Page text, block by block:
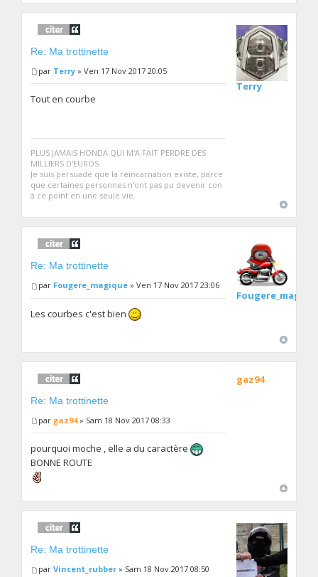
Re: Ma trottinette
par Terry » Ven 17 Nov 2017 20:05
Tout en courbe
PLUS JAMAIS HONDA QUI M'A FAIT PERDRE DES
MILLIERS D'EUROS
Je suis persuadé que la réincarnation existe, parce
que certaines personnes n'ont pas pu devenir con
à ce point en une seule vie.
Terry
Re: Ma trottinette
par Fougere_magique » Ven 17 Nov 2017 23:06
Les courbes c'est bien
Re: Ma trottinette
par gaz94» Sam 18 Nov 2017 08:33
pourquoi moche , elle a du caractère
BONNE ROUTE
gaz94
Re: Ma trottinette
parVincent_rubber » Sam 18 Nov 2017 08:50